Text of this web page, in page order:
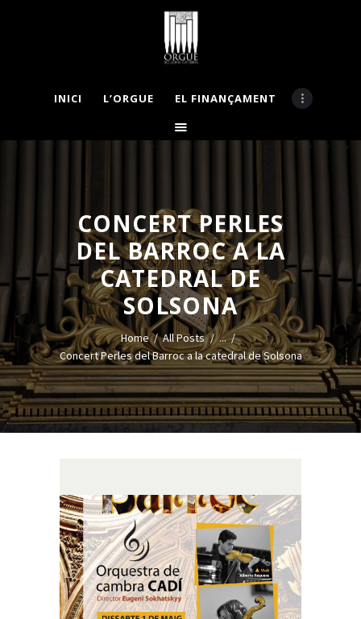
INICI L’ORGUE EL FINANÇAMENT
CONCERT PERLES
DEL BARROC A LA
CATEDRAL DE
SOLSONA
Home All Posts
...
Concert Perles del Barroc a la catedral de Solsona
INICI
BASES CONCURS
MECENES
NOTÍCIES
GALERIA
CONTACTE
VISITES GUIADES